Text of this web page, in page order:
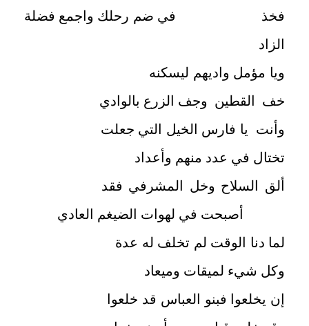
فخذ في ضم رحلك واجمع فضلة
الزاد
ويا مؤمل واديهم ليسكنه
خف القطين وجف الزرع بالوادي
وأنت يا فارس الخيل التي جعلت
تختال في عدد منهم وأعداد
ألق السلاح وخل المشرفي فقد
أصبحت في لهوات الضيغم العادي
لما دنا الوقت لم تخلف له عدة
وكل شيء لميقات وميعاد
إن يخلعوا فبنو العباس قد خلعوا